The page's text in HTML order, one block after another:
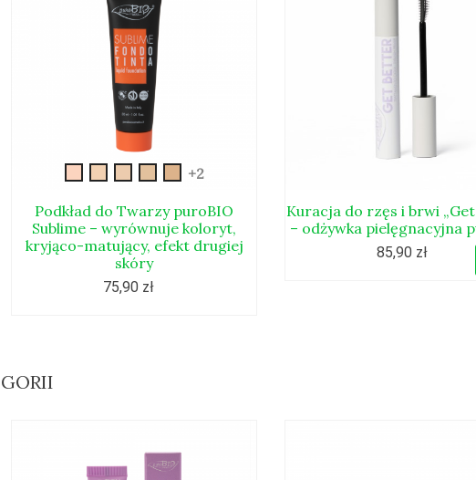
01 02 03 04
New-
05
+2
Podkład do Twarzy puroBIO
Sublime – wyrównuje koloryt,
kryjąco-matujący, efekt drugiej
skóry
75,90 zł
Kuracja do rzęs i brwi
– odżywka pielęgnacyjna
85,90 zł